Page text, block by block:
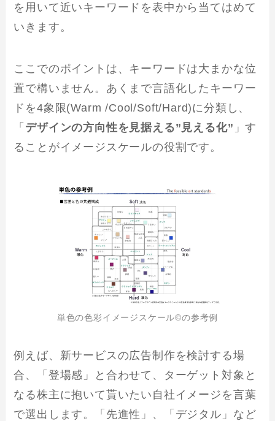
を用いて近いキーワードを表中から当てはめて
いきます。
ここでのポイントは、キーワードは大まかな位
置で構いません。あくまで言語化したキーワー
ドを4象限(Warm /Cool/Soft/Hard)に分類し、
「 デザインの方向性を見据える”見える化” 」す
ることがイメージスケールの役割です。
単色の色彩イメージスケール©の参考例
例えば、新サービスの広告制作を検討する場
合、「登場感」と合わせて、ターゲット対象と
なる株主に抱いて貰いたい自社イメージを言葉
で選出します。「先進性」、「デジタル」など